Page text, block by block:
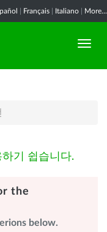
Français Italiano More...
기 쉽습니다.
the
below.